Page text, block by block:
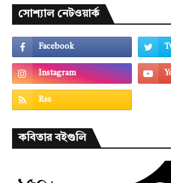
সোশ্যাল নেটওয়ার্ক
কবিতার বইগুলি